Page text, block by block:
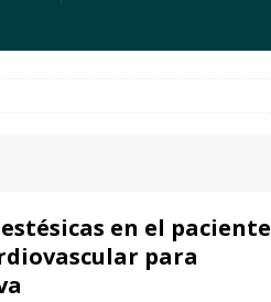
en el paciente
para